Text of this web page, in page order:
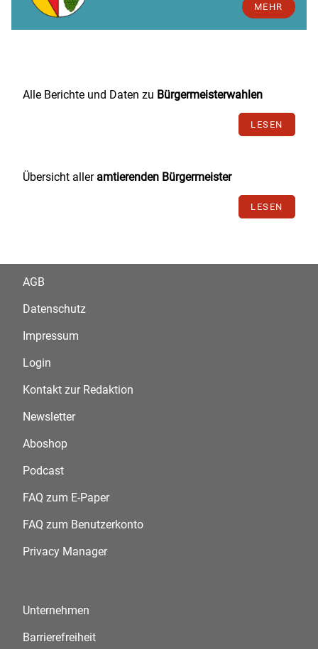
MEHR
Alle Berichte und Daten zu Bürgermeisterwahlen
LESEN
Übersicht aller amtierenden Bürgermeister
LESEN
AGB
Datenschutz
Impressum
Login
Kontakt zur Redaktion
Newsletter
Aboshop
Podcast
FAQ zum E-Paper
FAQ zum Benutzerkonto
Privacy Manager
Unternehmen
Barrierefreiheit